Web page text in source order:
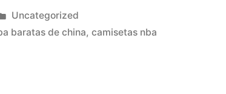
Publicado
en
Uncategorized
baratas de china,camisetas nba